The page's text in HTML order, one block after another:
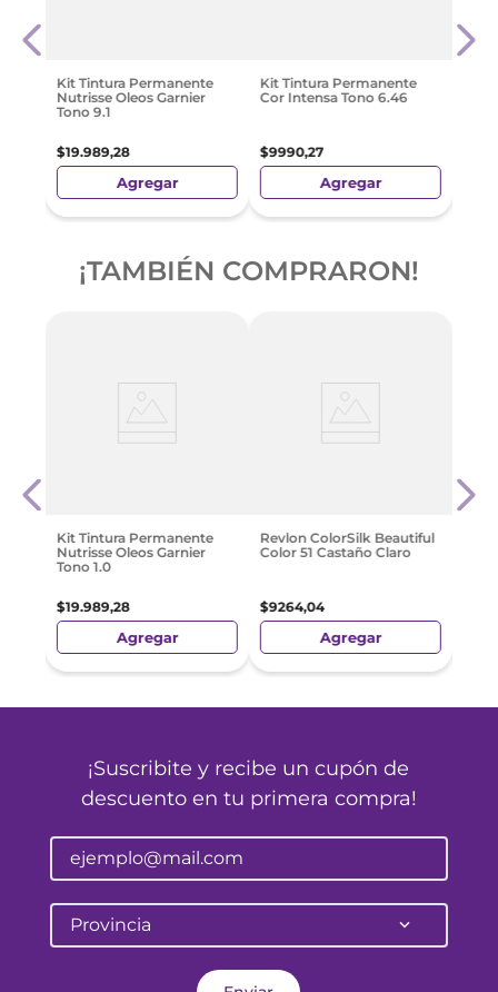
Kit Tintura Permanente
Nutrisse Oleos Garnier
Tono 9.1
$19.989,28
Agregar
Kit Tintura Permanente
Cor Intensa Tono 6.46
$9990,27
Agregar
¡TAMBIÉN COMPRARON!
Kit Tintura Permanente
Nutrisse Oleos Garnier
Tono 1.0
$19.989,28
Agregar
Revlon ColorSilk Beautiful
Color 51 Castaño Claro
$9264,04
Agregar
¡Suscribite y recibe un cupón de
descuento en tu primera compra!
Provincia